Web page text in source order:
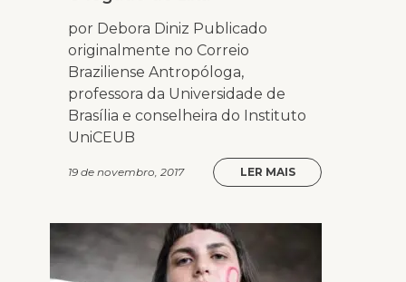
por Debora Diniz Publicado
originalmente no Correio
Braziliense Antropóloga,
professora da Universidade de
Brasília e conselheira do Instituto
UniCEUB
19 de novembro, 2017 LER MAIS